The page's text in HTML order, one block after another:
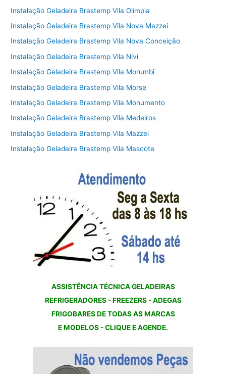
Instalação Geladeira Brastemp Vila Olímpia
Instalação Geladeira Brastemp Vila Nova Mazzei
Instalação Geladeira Brastemp Vila Nova Conceição
Instalação Geladeira Brastemp Vila Nivi
Instalação Geladeira Brastemp Vila Morumbi
Instalação Geladeira Brastemp Vila Morse
Instalação Geladeira Brastemp Vila Monumento
Instalação Geladeira Brastemp Vila Medeiros
Instalação Geladeira Brastemp Vila Mazzei
Instalação Geladeira Brastemp Vila Mascote
ASSISTÊNCIA TÉCNICA GELADEIRAS
REFRIGERADORES - FREEZERS - ADEGAS
FRIGOBARES DE TODAS AS MARCAS
E MODELOS - CLIQUE E AGENDE.